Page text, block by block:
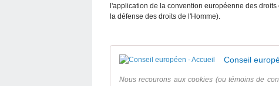
l'application de la convention européenne des
la défense des droits de l'Homme).
Conseil
Nous recourons aux cookies (ou témoins de